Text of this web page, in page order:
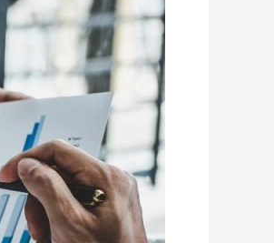
–
מה
הוא
ומה
זה
אומר
לגביכם
(היום
ובעתיד)
מהאספקט
הפיננסי?